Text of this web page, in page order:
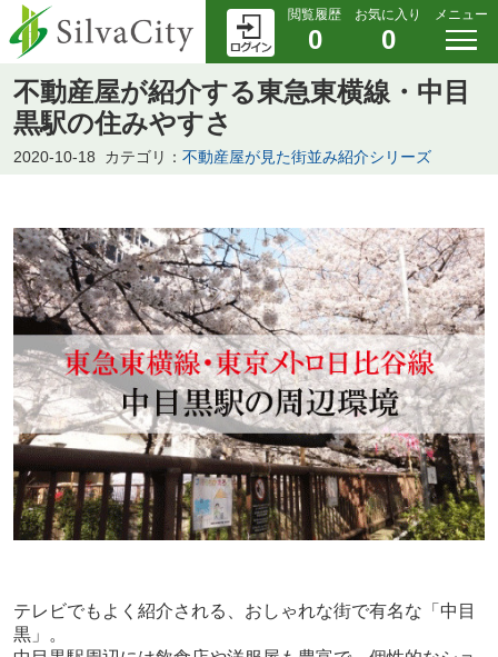
閲覧履歴
0
お気に入り
0
メニュー
不動産屋が紹介する東急東横線・中目
黒駅の住みやすさ
2020-10-18 カテゴリ： 不動産屋が見た街並み紹介シリーズ
テレビでもよく紹介される、おしゃれな街で有名な「中目
黒」。